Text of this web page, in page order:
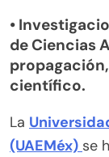
•
de Ciencias
científico.
La
(UAEMéx) se